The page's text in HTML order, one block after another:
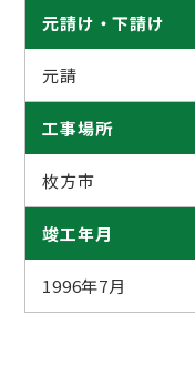
元請け・下請け
元請
工事場所
枚方市
竣工年月
1996年7月